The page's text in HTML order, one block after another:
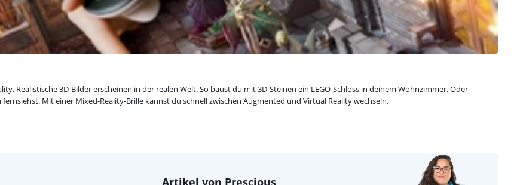
Realistische 3D-Bilder erscheinen in der realen Welt. So baust du mit 3D-Steinen ein LEGO-Schloss in deinem Wohnzimmer. Oder
Mit einer Mixed-Reality-Brille kannst du schnell zwischen Augmented und Virtual Reality wechseln.
Artikel von Prescious